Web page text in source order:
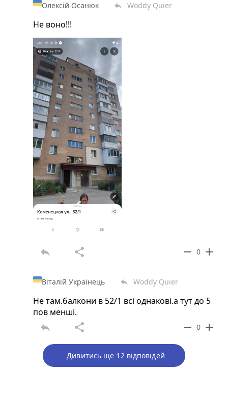
Олексій Осанюк reply Woddy Quier
Не воно!!!
reply share remove 0 add
Віталій Українець reply Woddy Quier
Не там.балкони в 52/1 всі однакові.а тут до 5
пов менші.
reply share remove 0 add
Дивитись ще 12 відповідей